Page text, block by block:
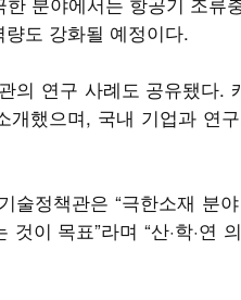
도 강화될 예정이다.
의 연구 사례도 공유됐다.
개했으며, 국내 기업과 연
술정책관은 “극한소재 분
이 목표”라며 “산·학·